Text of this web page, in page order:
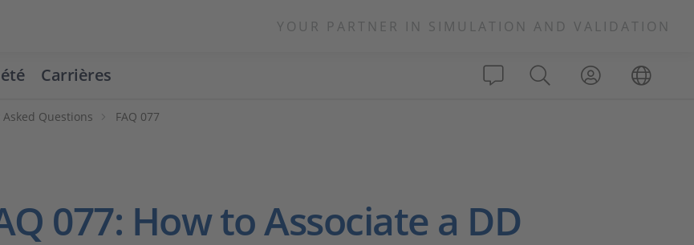
YOUR PARTNER IN SIMULATION AND VALIDATION
Carrières
Questions FAQ 077
077: How to Associate a DD